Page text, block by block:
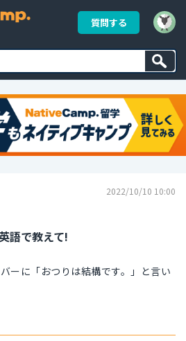
質問する
2022/10/10 10:00
語で教えて!
ーに「おつりは結構です。」と言い